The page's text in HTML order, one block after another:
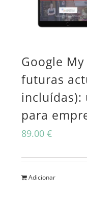
Google
futuras
incluídas):
para
89.00€
Adicionar